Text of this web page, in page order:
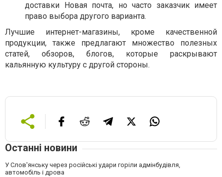
доставки Новая почта, но часто заказчик имеет
право выбора другого варианта.
Лучшие интернет-магазины, кроме качественной
продукции, также предлагают множество полезных
статей, обзоров, блогов, которые раскрывают
кальянную культуру с другой стороны.
Останні новини
У Слов'янську через російські удари горіли адмінбудівля,
автомобіль і дрова